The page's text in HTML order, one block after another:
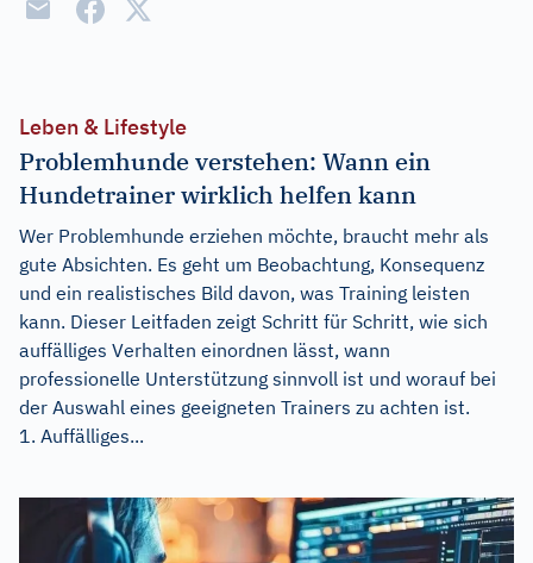
Leben & Lifestyle
Problemhunde verstehen: Wann ein
Hundetrainer wirklich helfen kann
Wer Problemhunde erziehen möchte, braucht mehr als
gute Absichten. Es geht um Beobachtung, Konsequenz
und ein realistisches Bild davon, was Training leisten
kann. Dieser Leitfaden zeigt Schritt für Schritt, wie sich
auffälliges Verhalten einordnen lässt, wann
professionelle Unterstützung sinnvoll ist und worauf bei
der Auswahl eines geeigneten Trainers zu achten ist.
1. Auffälliges...